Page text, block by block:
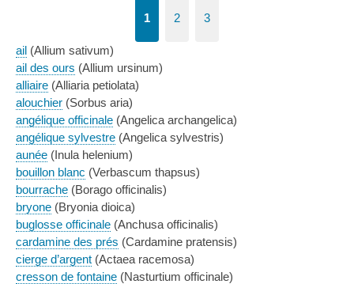
1 2 3
ail (Allium sativum)
ail des ours (Allium ursinum)
alliaire (Alliaria petiolata)
alouchier (Sorbus aria)
angélique officinale (Angelica archangelica)
angélique sylvestre (Angelica sylvestris)
aunée (Inula helenium)
bouillon blanc (Verbascum thapsus)
bourrache (Borago officinalis)
bryone (Bryonia dioica)
buglosse officinale (Anchusa officinalis)
cardamine des prés (Cardamine pratensis)
cierge d’argent (Actaea racemosa)
cresson de fontaine (Nasturtium officinale)